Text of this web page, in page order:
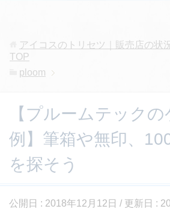
アイコスのトリセツ｜販売店の状
TOP
ploom
【プルームテック
例】筆箱や無印、
を探そう
公開日 : 2018年12月12日 / 更新日 :